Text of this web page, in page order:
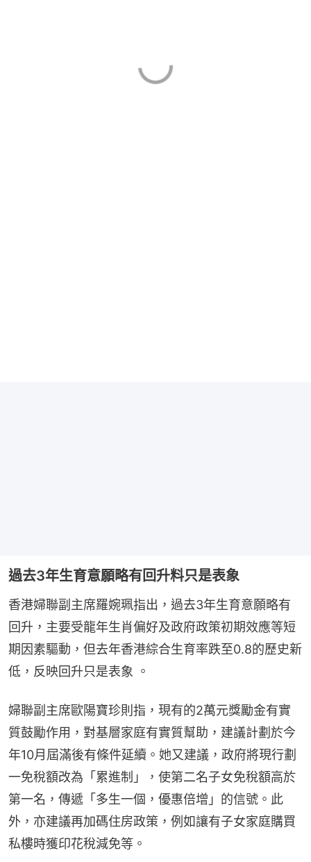
過去3年生育意願略有回升料只是表象
香港婦聯副主席羅婉珮指出，過去3年生育意願略有
回升，主要受龍年生肖偏好及政府政策初期效應等短
期因素驅動，但去年香港綜合生育率跌至0.8的歷史新
低，反映回升只是表象 。
婦聯副主席歐陽寶珍則指，現有的2萬元獎勵金有實
質鼓勵作用，對基層家庭有實質幫助，建議計劃於今
年10月屆滿後有條件延續。她又建議，政府將現行劃
一免稅額改為「累進制」，使第二名子女免稅額高於
第一名，傳遞「多生一個，優惠倍增」的信號。此
外，亦建議再加碼住房政策，例如讓有子女家庭購買
私樓時獲印花稅減免等。